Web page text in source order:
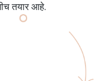
तयार आहे.